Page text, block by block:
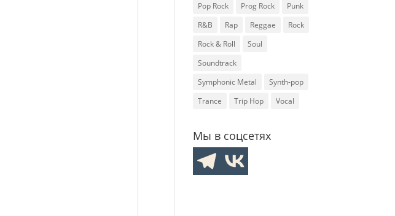
Pop Rock
Prog Rock
Punk
R&B
Rap Reggae
Rock
Rock & Roll
Soul
Soundtrack
Symphonic Metal
Synth-pop
Trance
Trip Hop Vocal
Мы в соцсетях